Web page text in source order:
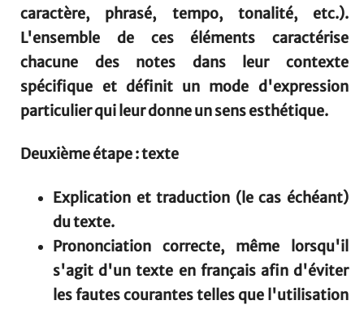
caractère, phrasé, tempo, tonalité, etc.).
L'ensemble de ces éléments caractérise
chacune des notes dans leur contexte
spécifique et définit un mode d'expression
particulier qui leur donne un sens esthétique.
Deuxième étape : texte
Explication et traduction (le cas échéant)
du texte.
Prononciation correcte, même lorsqu'il
s'agit d'un texte en français afin d'éviter
les fautes courantes telles que l'utilisation